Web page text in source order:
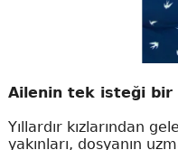
Ailenin tek isteği bir
Yıllardır kızlarından
yakınları, dosyanın